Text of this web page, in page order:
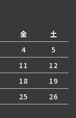
金
土
4
5
11
12
18
19
25
26